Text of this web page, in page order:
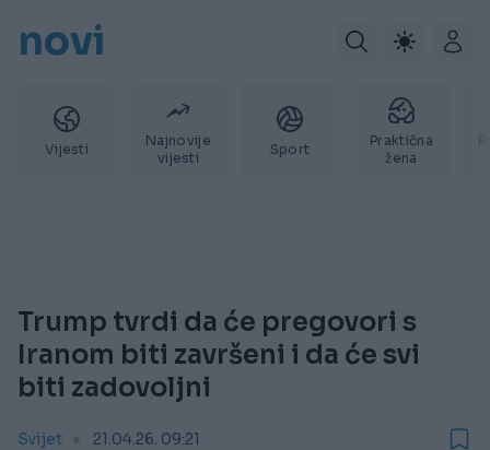
novi
Vijesti
Najnovije
vijesti
Sport
Praktična
žena
Trump tvrdi da će pregovori s
Iranom biti završeni i da će svi
biti zadovoljni
Svijet 21.04.26. 09:21